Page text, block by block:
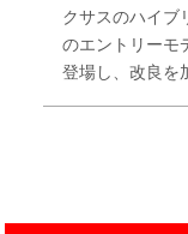
クサスのハイブ
のエントリーモ
登場し、改良を